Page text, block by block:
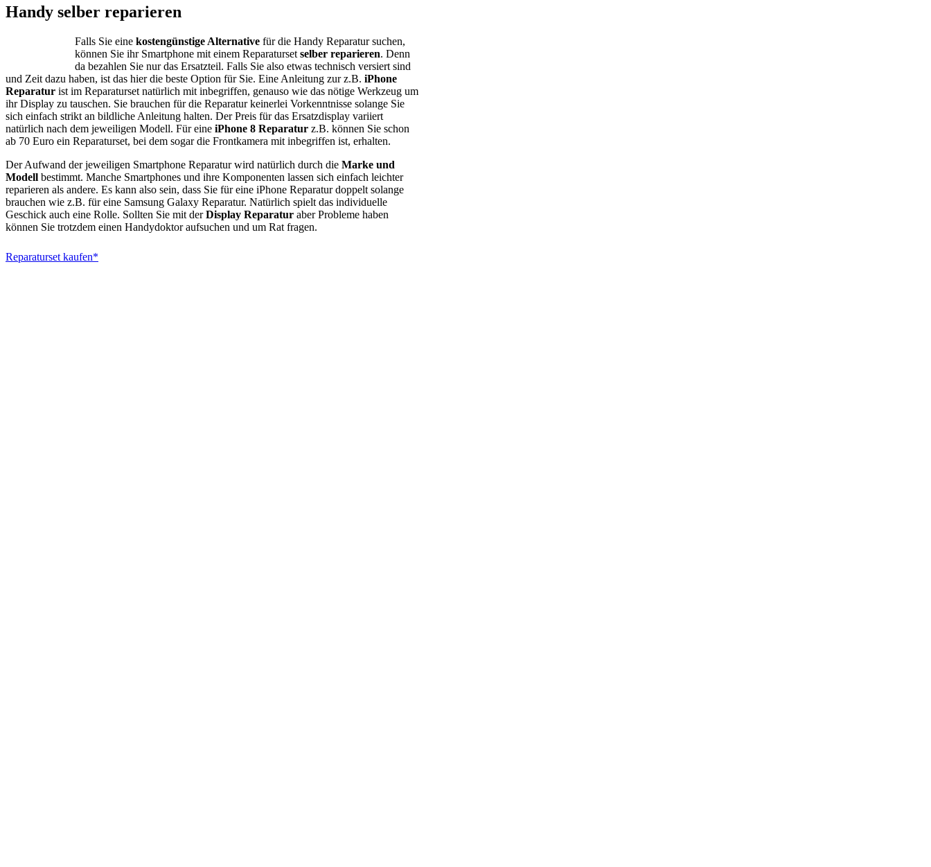
Handy selber reparieren
Falls Sie eine kostengünstige Alternative für die Handy Reparatur suchen,
können Sie ihr Smartphone mit einem Reparaturset selber reparieren. Denn
da bezahlen Sie nur das Ersatzteil. Falls Sie also etwas technisch versiert sind
und Zeit dazu haben, ist das hier die beste Option für Sie. Eine Anleitung zur z.B. iPhone
Reparatur ist im Reparaturset natürlich mit inbegriffen, genauso wie das nötige Werkzeug um
ihr Display zu tauschen. Sie brauchen für die Reparatur keinerlei Vorkenntnisse solange Sie
sich einfach strikt an bildliche Anleitung halten. Der Preis für das Ersatzdisplay variiert
natürlich nach dem jeweiligen Modell. Für eine iPhone 8 Reparatur z.B. können Sie schon
ab 70 Euro ein Reparaturset, bei dem sogar die Frontkamera mit inbegriffen ist, erhalten.
Der Aufwand der jeweiligen Smartphone Reparatur wird natürlich durch die Marke und
Modell bestimmt. Manche Smartphones und ihre Komponenten lassen sich einfach leichter
reparieren als andere. Es kann also sein, dass Sie für eine iPhone Reparatur doppelt solange
brauchen wie z.B. für eine Samsung Galaxy Reparatur. Natürlich spielt das individuelle
Geschick auch eine Rolle. Sollten Sie mit derDisplay Reparatur aber Probleme haben
können Sie trotzdem einen Handydoktor aufsuchen und um Rat fragen.
Reparaturset kaufen*